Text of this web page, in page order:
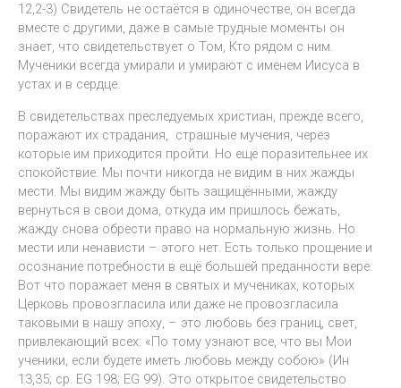
12,2-3) Свидетель не остаётся в одиночестве, он всегда
вместе с другими, даже в самые трудные моменты он
знает, что свидетельствует о Том, Кто рядом с ним.
Мученики всегда умирали и умирают с именем Иисуса в
устах и в сердце.
В свидетельствах преследуемых христиан, прежде всего,
поражают их страдания, страшные мучения, через
которые им приходится пройти. Но ещё поразительнее их
спокойствие. Мы почти никогда не видим в них жажды
мести. Мы видим жажду быть защищёнными, жажду
вернуться в свои дома, откуда им пришлось бежать,
жажду снова обрести право на нормальную жизнь. Но
мести или ненависти – этого нет. Есть только прощение и
осознание потребности в ещё большей преданности вере.
Вот что поражает меня в святых и мучениках, которых
Церковь провозгласила или даже не провозгласила
таковыми в нашу эпоху, – это любовь без границ, свет,
привлекающий всех: «По тому узнают все, что вы Мои
ученики, если будете иметь любовь между собою» (Ин
13,35; ср. EG 198; EG 99). Это открытое свидетельство